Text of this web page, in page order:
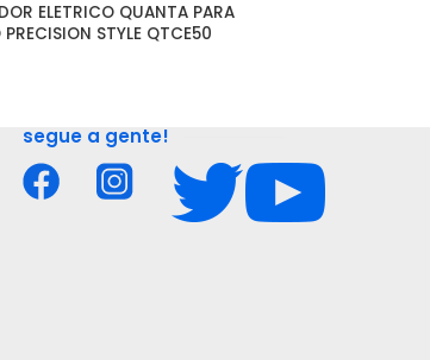
ELETRICO QUANTA PARA
PRECISION STYLE QTCE50
segue a gente!